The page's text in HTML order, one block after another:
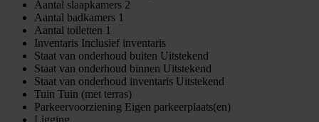
Aantal slaapkamers 2
Aantal badkamers 1
Aantal toiletten 1
Inventaris Inclusief inventaris
Staat van onderhoud buiten Uitstekend
Staat van onderhoud binnen Uitstekend
Staat van onderhoud inventaris Uitstekend
Tuin Tuin (met terras)
Parkeervoorziening Eigen parkeerplaats(en)